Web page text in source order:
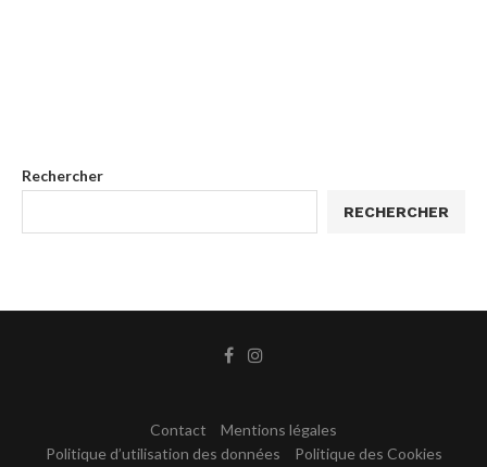
Rechercher
RECHERCHER
Contact
Mentions légales
Politique d’utilisation des données
Politique des Cookies